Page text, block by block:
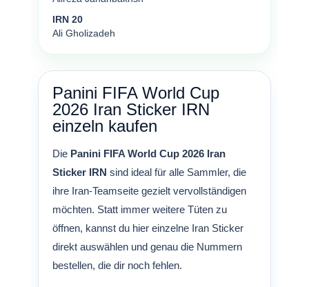
IRN 20
Ali Gholizadeh
Panini FIFA World Cup
2026 Iran Sticker IRN
einzeln kaufen
Die Panini FIFA World Cup 2026 Iran
Sticker IRN sind ideal für alle Sammler, die
ihre Iran-Teamseite gezielt vervollständigen
möchten. Statt immer weitere Tüten zu
öffnen, kannst du hier einzelne Iran Sticker
direkt auswählen und genau die Nummern
bestellen, die dir noch fehlen.